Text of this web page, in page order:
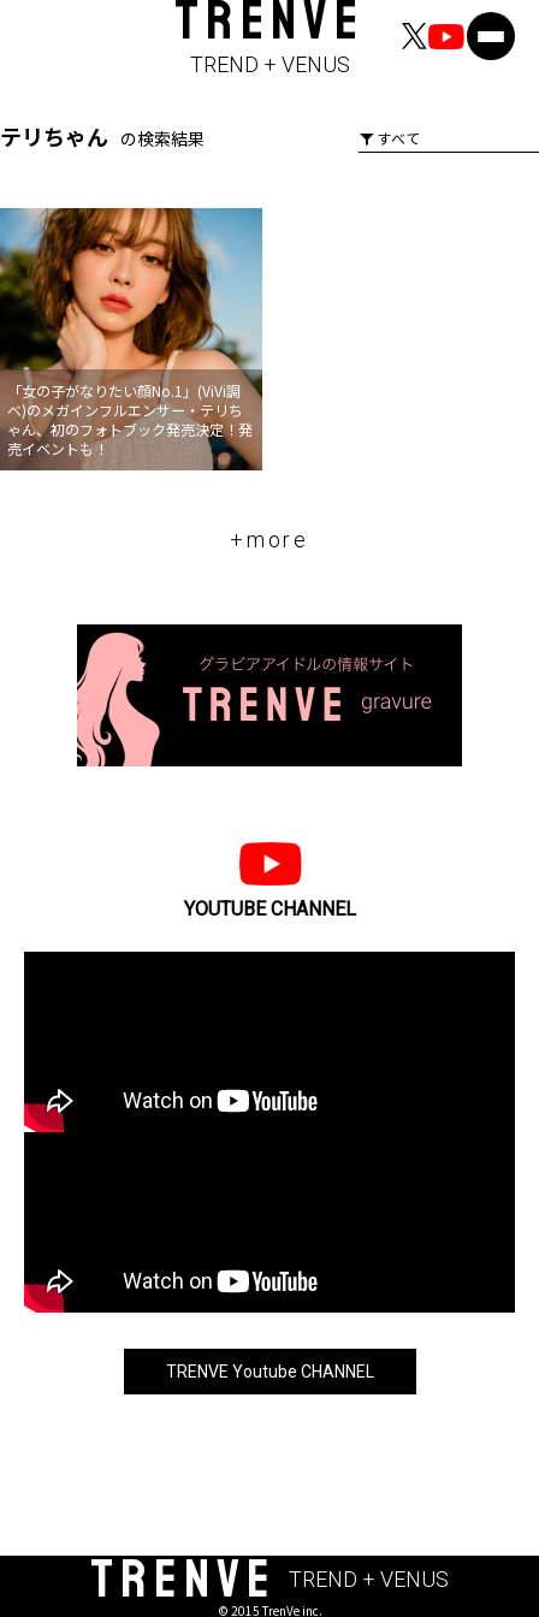
TRENVE
TREND + VENUS
テリちゃん の検索結果
「女の子がなりたい顔No.1」(ViVi調
べ)のメガインフルエンサー・テリち
ゃん、初のフォトブック発売決定！発
売イベントも！
+more
YOUTUBE CHANNEL
TRENVE Youtube CHANNEL
TRENVE TREND + VENUS
© 2015 TrenVe inc.